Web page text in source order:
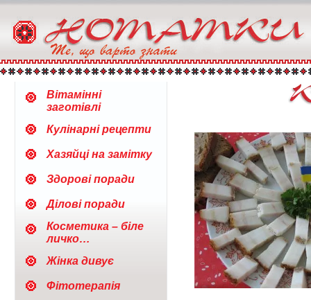
Вітамінні
заготівлі
Кулінарні рецепти
Хазяйці на замітку
Здорові поради
Ділові поради
Косметика – біле
личко…
Жінка дивує
Фітотерапія